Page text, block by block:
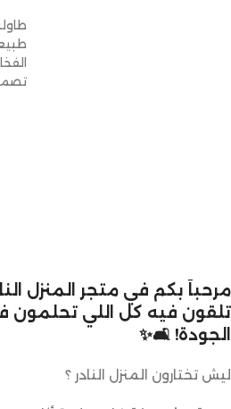
مرحباً بكم في متجر المنزل
تلقون فيه كل اللي تحلمون
الجودة! 🛋️✨
ليش تختارون المنزل النادر ؟